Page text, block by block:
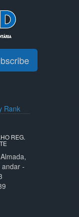
REG.
-